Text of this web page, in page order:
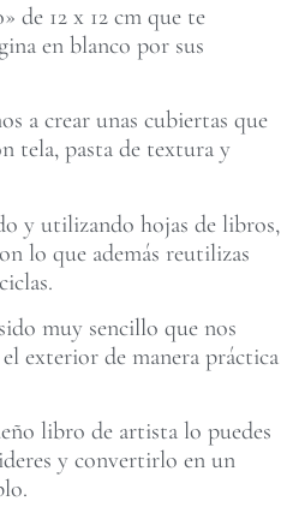
de 12 x 12 cm que te
en blanco por sus
a crear unas cubiertas que
tela, pasta de textura y
y utilizando hojas de libros,
lo que además reutilizas
muy sencillo que nos
exterior de manera práctica
libro de artista lo puedes
y convertirlo en un